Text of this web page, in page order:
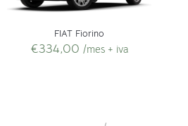
FIAT Fiorino
€334,00 /mes + iva